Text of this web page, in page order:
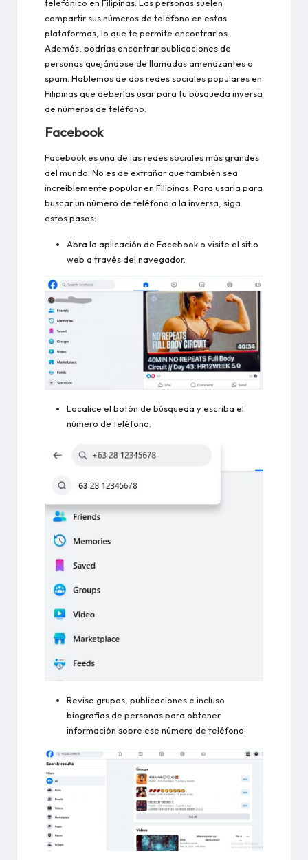
telefónico en Filipinas. Las personas suelen
compartir sus números de teléfono en estas
plataformas, lo que te permite encontrarlos.
Además, podrías encontrar publicaciones de
personas quejándose de llamadas amenazantes o
spam. Hablemos de dos redes sociales populares en
Filipinas que deberías usar para tu búsqueda inversa
de números de teléfono.
Facebook
Facebook es una de las redes sociales más grandes
del mundo. No es de extrañar que también sea
increíblemente popular en Filipinas. Para usarla para
buscar un número de teléfono a la inversa, siga
estos pasos:
Abra la aplicación de Facebook o visite el sitio
web a través del navegador.
Localice el botón de búsqueda y escriba el
número de teléfono.
Revise grupos, publicaciones e incluso
biografías de personas para obtener
información sobre ese número de teléfono.